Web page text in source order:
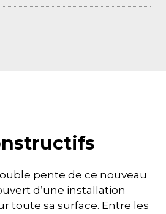
pente de ce nouveau
d’une installation
toute sa surface. Entre les